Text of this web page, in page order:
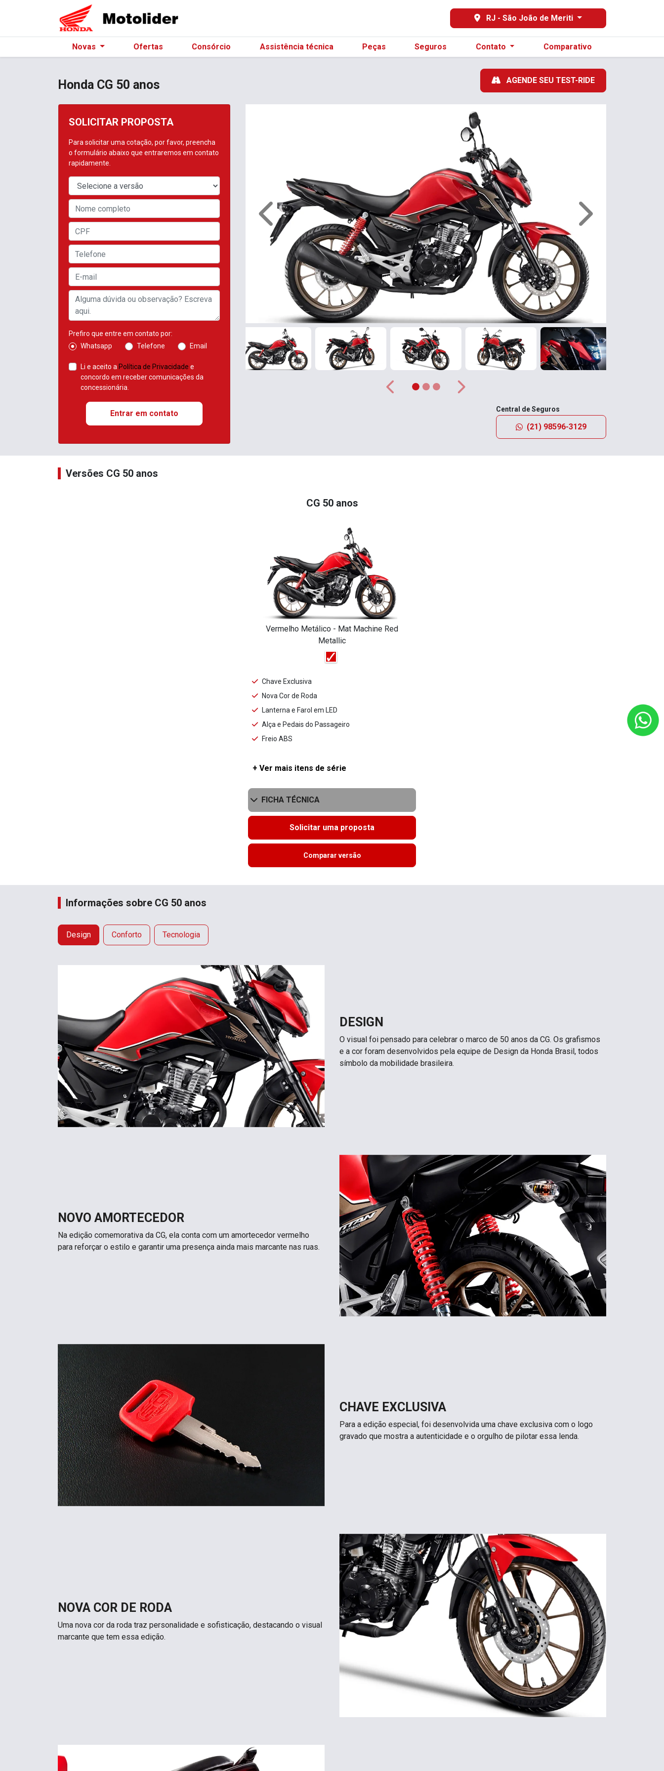
RJ - São João de Meriti
Novas Ofertas Consórcio Assistência técnica Peças Seguros Contato Comparativo
Honda CG 50 anos AGENDE SEU TEST-RIDE
SOLICITAR PROPOSTA
Para solicitar uma cotação, por favor, preencha
o formulário abaixo que entraremos em contato
rapidamente.
Prefiro que entre em contato por:
Whatsapp
Telefone Email
Li e aceito a Política de Privacidade e
concordo em receber comunicações da
concessionária.
Entrar em contato
Anterior Próximo
Anterior Próximo
Central de Seguros
(21) 98596-3129
Versões CG 50 anos
CG 50 anos
Vermelho Metálico - Mat Machine Red
Metallic
Chave Exclusiva
Nova Cor de Roda
Lanterna e Farol em LED
Alça e Pedais do Passageiro
Freio ABS
+ Ver mais itens de série
FICHA TÉCNICA
Solicitar uma proposta
Comparar versão
Informações sobre CG 50 anos
Design Conforto Tecnologia
DESIGN
O visual foi pensado para celebrar o marco de 50 anos da CG. Os grafismos
e a cor foram desenvolvidos pela equipe de Design da Honda Brasil, todos
símbolo da mobilidade brasileira.
NOVO AMORTECEDOR
Na edição comemorativa da CG, ela conta com um amortecedor vermelho
para reforçar o estilo e garantir uma presença ainda mais marcante nas ruas.
CHAVE EXCLUSIVA
Para a edição especial, foi desenvolvida uma chave exclusiva com o logo
gravado que mostra a autenticidade e o orgulho de pilotar essa lenda.
NOVA COR DE RODA
Uma nova cor da roda traz personalidade e sofisticação, destacando o visual
marcante que tem essa edição.